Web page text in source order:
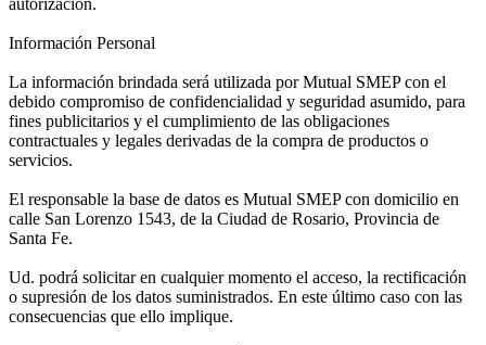
autorización.
Información Personal
La información brindada será utilizada por Mutual SMEP con el
debido compromiso de confidencialidad y seguridad asumido, para
fines publicitarios y el cumplimiento de las obligaciones
contractuales y legales derivadas de la compra de productos o
servicios.
El responsable la base de datos es Mutual SMEP con domicilio en
calle San Lorenzo 1543, de la Ciudad de Rosario, Provincia de
Santa Fe.
Ud. podrá solicitar en cualquier momento el acceso, la rectificación
o supresión de los datos suministrados. En este último caso con las
consecuencias que ello implique.